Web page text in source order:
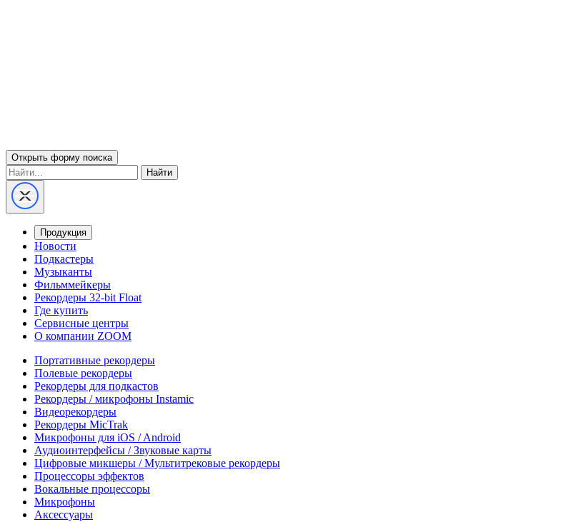
Открыть форму поиска
Найти
Продукция
Новости
Подкастеры
Музыканты
Фильммейкеры
Рекордеры 32-bit Float
Где купить
Сервисные центры
О компании ZOOM
Портативные рекордеры
Полевые рекордеры
Рекордеры для подкастов
Рекордеры / микрофоны Instamic
Видеорекордеры
Рекордеры MicTrak
Микрофоны для iOS / Android
Аудиоинтерфейсы / Звуковые карты
Цифровые микшеры / Мультитрековые рекордеры
Процессоры эффектов
Вокальные процессоры
Микрофоны
Аксессуары